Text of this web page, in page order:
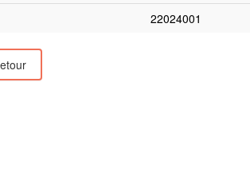
22024001